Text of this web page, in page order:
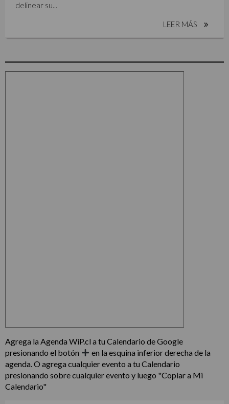
delinear su...
LEER MÁS
Agrega la Agenda WiP.cl a tu Calendario de Google
presionando el botón
en la esquina inferior derecha de la
agenda. O agrega cualquier evento a tu Calendario
presionando sobre cualquier evento y luego "Copiar a Mi
Calendario"